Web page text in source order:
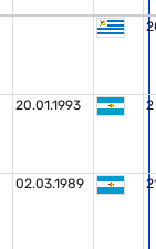
20.01.1993 2
02.03.1989